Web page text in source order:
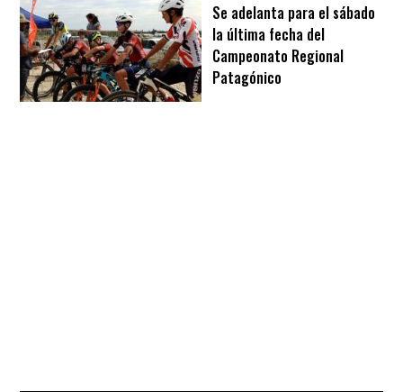
Se adelanta para el sábado
la última fecha del
Campeonato Regional
Patagónico